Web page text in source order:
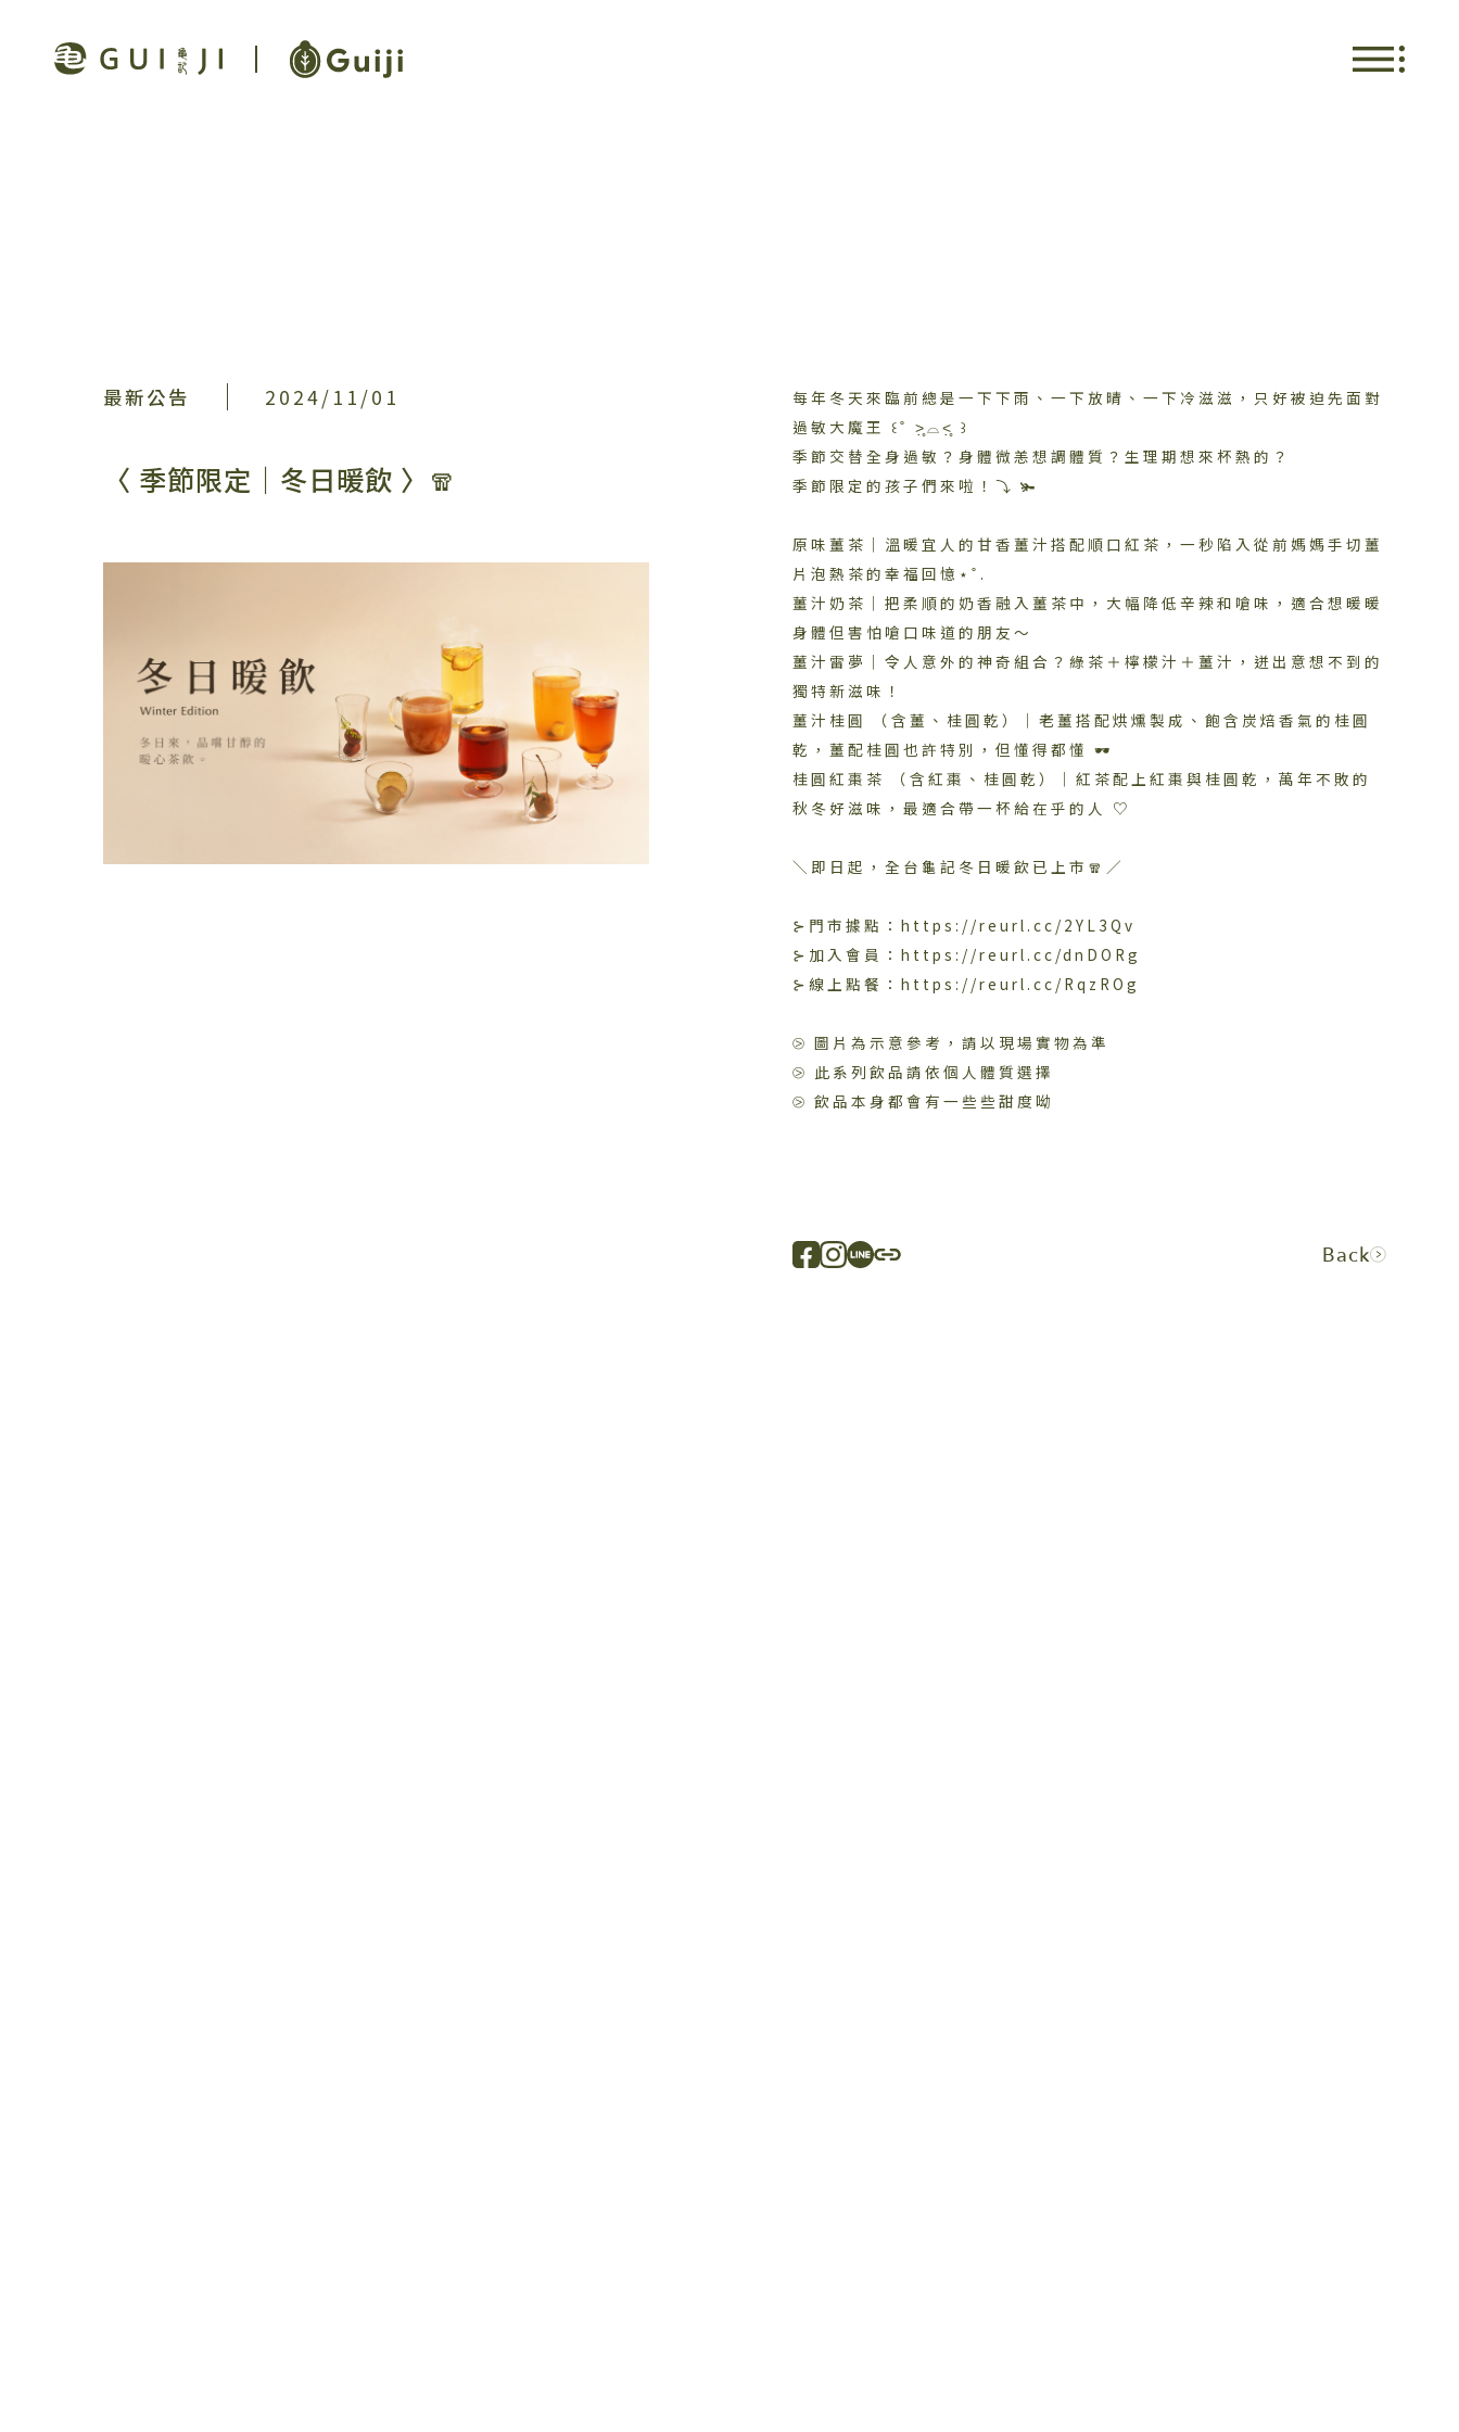
最新公告 2024/11/01
〈 季節限定｜冬日暖飲 〉🧣
每年冬天來臨前總是一下下雨、一下放晴、一下冷滋滋，只好被迫先面對
過敏大魔王 ꒰˚ ˃̣̣̥⌓˂̣̣̥ ꒱
季節交替全身過敏？身體微恙想調體質？生理期想來杯熱的？
季節限定的孩子們來啦！⤵ 🫚
原味薑茶｜溫暖宜人的甘香薑汁搭配順口紅茶，一秒陷入從前媽媽手切薑
片泡熱茶的幸福回憶⋆˚.
薑汁奶茶｜把柔順的奶香融入薑茶中，大幅降低辛辣和嗆味，適合想暖暖
身體但害怕嗆口味道的朋友～
薑汁雷夢｜令人意外的神奇組合？綠茶＋檸檬汁＋薑汁，迸出意想不到的
獨特新滋味！
薑汁桂圓 （含薑、桂圓乾）｜老薑搭配烘燻製成、飽含炭焙香氣的桂圓
乾，薑配桂圓也許特別，但懂得都懂 🕶️
桂圓紅棗茶 （含紅棗、桂圓乾）｜紅茶配上紅棗與桂圓乾，萬年不敗的
秋冬好滋味，最適合帶一杯給在乎的人 ♡
＼即日起，全台龜記冬日暖飲已上市🧣／
⊱門市據點：https://reurl.cc/2YL3Qv
⊱加入會員：https://reurl.cc/dnDORg
⊱線上點餐：https://reurl.cc/RqzROg
⧁ 圖片為示意參考，請以現場實物為準
⧁ 此系列飲品請依個人體質選擇
⧁ 飲品本身都會有一些些甜度呦
Back